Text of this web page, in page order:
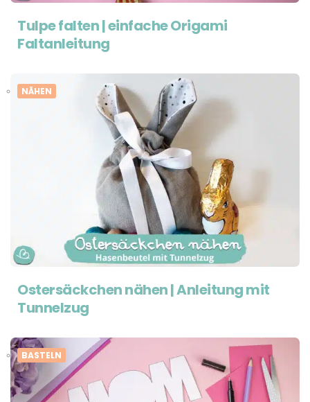
Tulpe falten | einfache Origami
Faltanleitung
NÄHEN
Ostersäckchen nähen | Anleitung mit
Tunnelzug
BASTELN